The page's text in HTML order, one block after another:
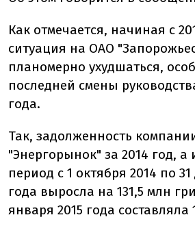
Как отмечается, начиная с
ситуация на ОАО
планомерно ухудшаться,
последней смены
года.
Так, задолженность
"Энергорынок" за 2014 год, а
период с 1 октября 2014 по
года выросла на 131,5 млн
января 2015 года составляла